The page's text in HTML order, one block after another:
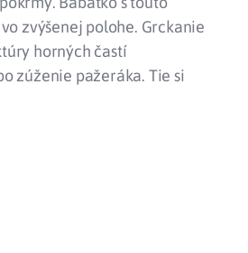
zvýšenej polohe. Grckanie
horných častí
zúženie pažeráka. Tie si